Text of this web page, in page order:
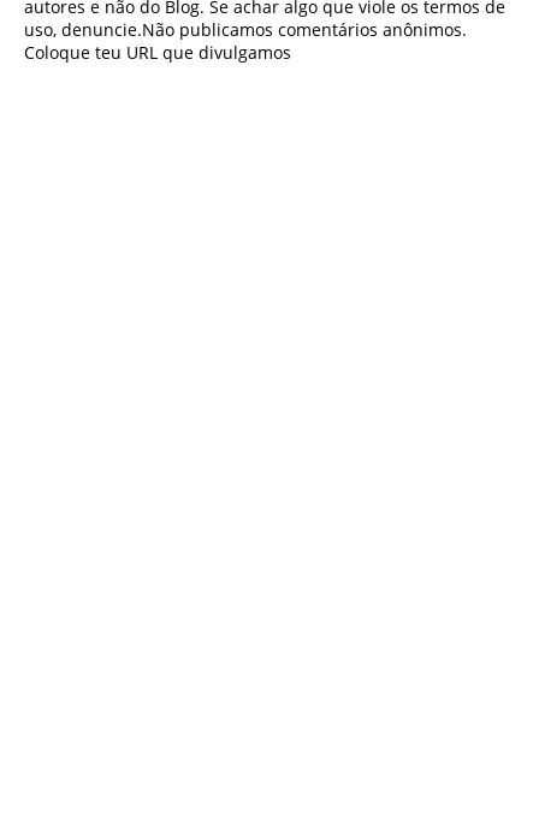
autores e não do Blog. Se achar algo que viole os termos de
uso, denuncie.Não publicamos comentários anônimos.
Coloque teu URL que divulgamos